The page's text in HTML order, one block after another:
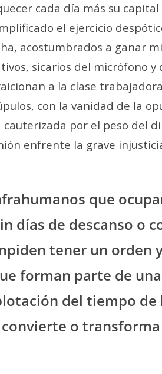
cada día más su capital
el ejercicio
acostumbrados a ganar
sicarios del micrófono y
a la clase
con la vanidad de la
cauterizada por el peso del
enfrente la grave
que
días de descanso o
tener un orden
forman parte de una
del tiempo de
o